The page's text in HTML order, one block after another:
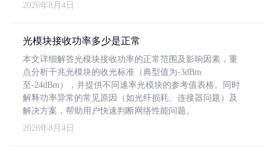
2026年8月4日
光模块接收功率多少是正常
本文详细解答光模块接收功率的正常范围及影响因素，重
点分析千兆光模块的收光标准（典型值为-3dBm
至-24dBm），并提供不同速率光模块的参考值表格。同时
解释功率异常的常见原因（如光纤损耗、连接器问题）及
解决方案，帮助用户快速判断网络性能问题。
2026年8月4日